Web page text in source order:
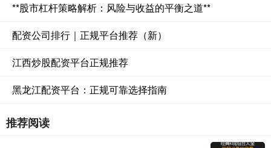
**股市杠杆策略解析：风险与收益的平衡之道**
配资公司排行｜正规平台推荐（新）
江西炒股配资平台正规推荐
黑龙江配资平台：正规可靠选择指南
推荐阅读